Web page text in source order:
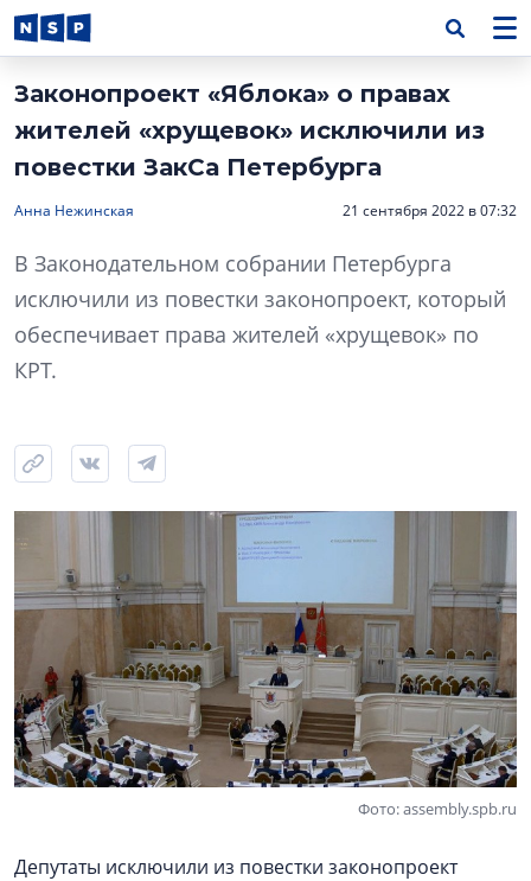
Законопроект «Яблока» о правах
жителей «хрущевок» исключили из
повестки ЗакСа Петербурга
Анна Нежинская 21 сентября 2022 в 07:32
В Законодательном собрании Петербурга
исключили из повестки законопроект, который
обеспечивает права жителей «хрущевок» по
КРТ.
Фото: assembly.spb.ru
Депутаты исключили из повестки законопроект